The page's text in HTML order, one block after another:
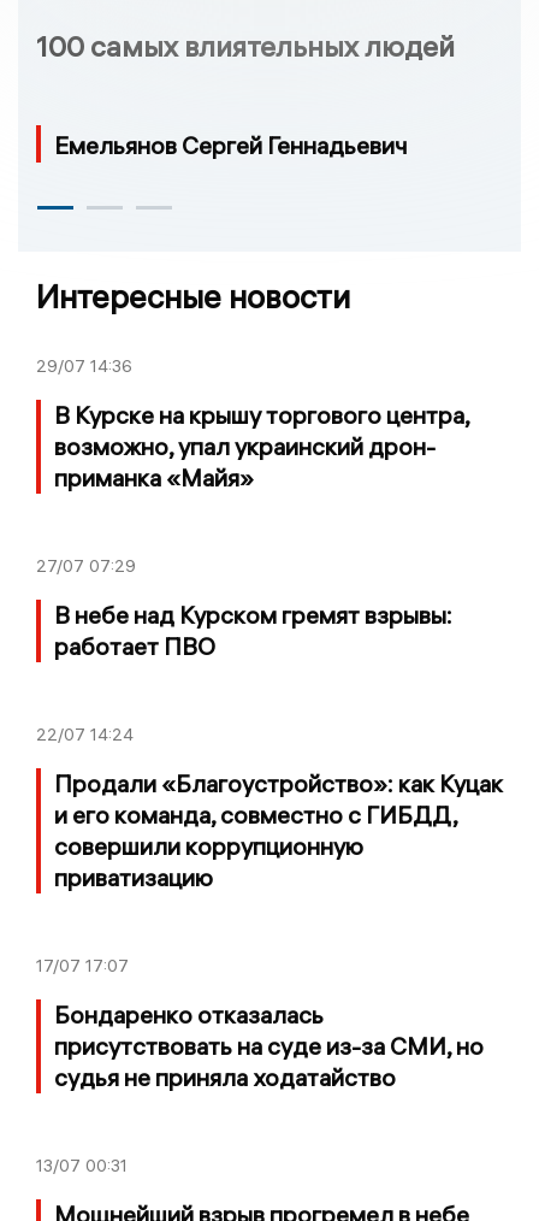
100 самых влиятельных людей
Емельянов Сергей Геннадьевич
Интересные новости
29/07 14:36
В Курске на крышу торгового центра,
возможно, упал украинский дрон-
приманка «Майя»
27/07 07:29
В небе над Курском гремят взрывы:
работает ПВО
22/07 14:24
Продали «Благоустройство»: как Куцак
и его команда, совместно с ГИБДД,
совершили коррупционную
приватизацию
17/07 17:07
Бондаренко отказалась
присутствовать на суде из-за СМИ, но
судья не приняла ходатайство
13/07 00:31
Мощнейший взрыв прогремел в небе